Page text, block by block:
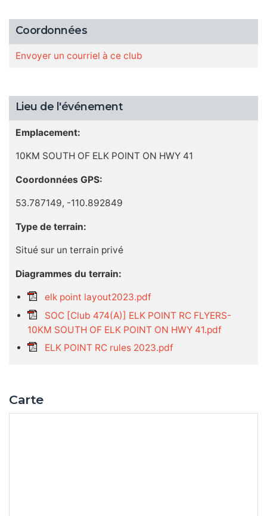
Coordonnées
Envoyer un courriel à ce club
Lieu de l'événement
Emplacement:
10KM SOUTH OF ELK POINT ON HWY 41
Coordonnées GPS:
53.787149, -110.892849
Type de terrain:
Situé sur un terrain privé
Diagrammes du terrain:
elk point layout2023.pdf
SOC [Club 474(A)] ELK POINT RC FLYERS-
10KM SOUTH OF ELK POINT ON HWY 41.pdf
ELK POINT RC rules 2023.pdf
Carte